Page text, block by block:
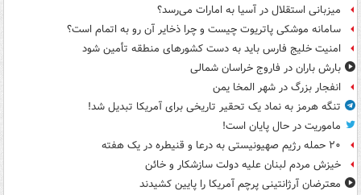
میزبانی استقلال در آسیا به امارات می‌رسد؟
سامانه موشکی پاتریوت چیست و چرا ذخایر آن رو به اتمام است؟
امنیت خلیج فارس باید به دست کشورهای منطقه تأمین شود
بارش باران در فاروج خراسان شمالی
انفجار بزرگ در شهر المخا یمن
تنگه هرمز به نماد یک تحقیر تاریخی برای آمریکا تبدیل شد!
ماموریت در حال پایان است!
۲۰ حمله رژیم صهیونیستی به درعا و قنیطره در یک هفته
خیزش مردم لبنان علیه دولت سازشکار و خائن
معترضان آرژانتینی پرچم آمریکا را پایین کشیدند